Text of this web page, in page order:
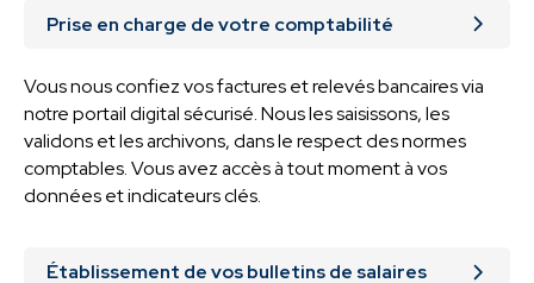
Prise en charge de votre comptabilité
Vous nous confiez vos factures et relevés bancaires via
notre portail digital sécurisé. Nous les saisissons, les
validons et les archivons, dans le respect des normes
comptables. Vous avez accès à tout moment à vos
données et indicateurs clés.
Établissement de vos bulletins de salaires